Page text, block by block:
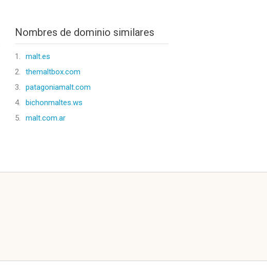
Nombres de dominio similares
1.
malt.es
2.
themaltbox.com
3.
patagoniamalt.com
4.
bichonmaltes.ws
5.
malt.com.ar